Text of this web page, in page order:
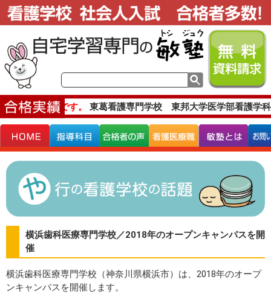
主な合格実績です。 東葛看護専門学校 東邦大学医学部看護学
横浜歯科医療専門学校／2018年のオープンキャンパスを開
催
横浜歯科医療専門学校（神奈川県横浜市）は、2018年のオープ
ンキャンパスを開催します。